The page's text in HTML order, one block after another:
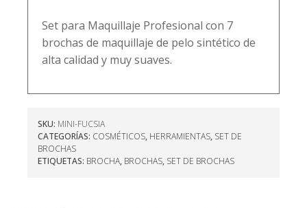
Set para Maquillaje Profesional con 7
brochas de maquillaje de pelo sintético de
alta calidad y muy suaves.
SKU: MINI-FUCSIA
CATEGORÍAS: COSMÉTICOS, HERRAMIENTAS, SET DE
BROCHAS
ETIQUETAS: BROCHA, BROCHAS, SET DE BROCHAS